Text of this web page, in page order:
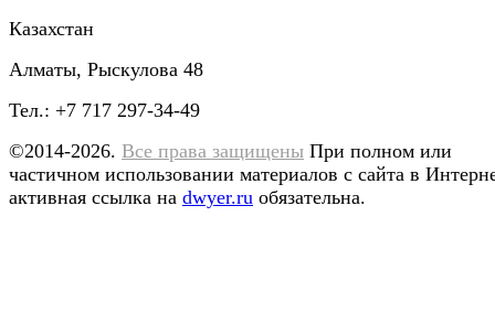
Казахстан
Алматы, Рыскулова 48
Тел.: +7 717 297-34-49
©2014-2026. Все права защищены При полном или
частичном использовании материалов с сайта в
активная ссылка на dwyer.ru обязательна.